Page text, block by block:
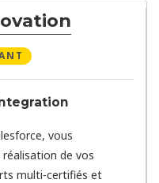
vous
de vos
multi-certifiés et